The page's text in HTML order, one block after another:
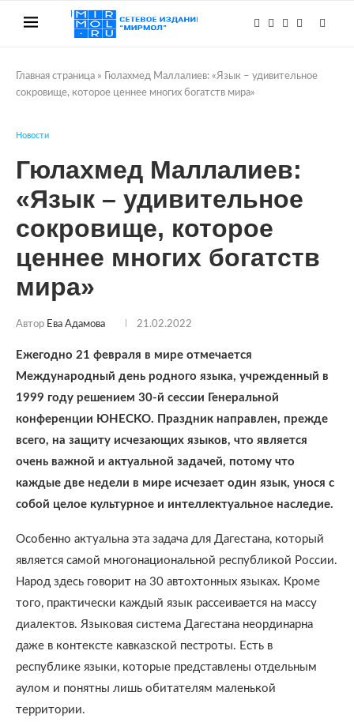
Главная страница »
Гюлахмед Маллалиев: «Язык – удивительное
сокровище, которое ценнее многих богатств мира»
Новости
Гюлахмед Маллалиев:
«Язык – удивительное
сокровище, которое
ценнее многих богатств
мира»
Автор Ева Адамова 21.02.2022
Ежегодно 21 февраля в мире отмечается
Международный день родного языка, учрежденный в
1999 году решением 30-й сессии Генеральной
конференции ЮНЕСКО. Праздник направлен, прежде
всего, на защиту исчезающих языков, что является
очень важной и актуальной задачей, потому что
каждые две недели в мире исчезает один язык, унося с
собой целое культурное и интеллектуальное наследие.
Особенно актуальна эта задача для Дагестана, который
является самой многонациональной республикой России.
Народ здесь говорит на 30 автохтонных языках. Кроме
того, практически каждый язык рассеивается на массу
диалектов. Языковая система Дагестана неординарна
даже в контексте кавказской пестроты. Есть в
республике языки, которые представлены отдельным
аулом и понятны лишь обитателям маленькой
территории.